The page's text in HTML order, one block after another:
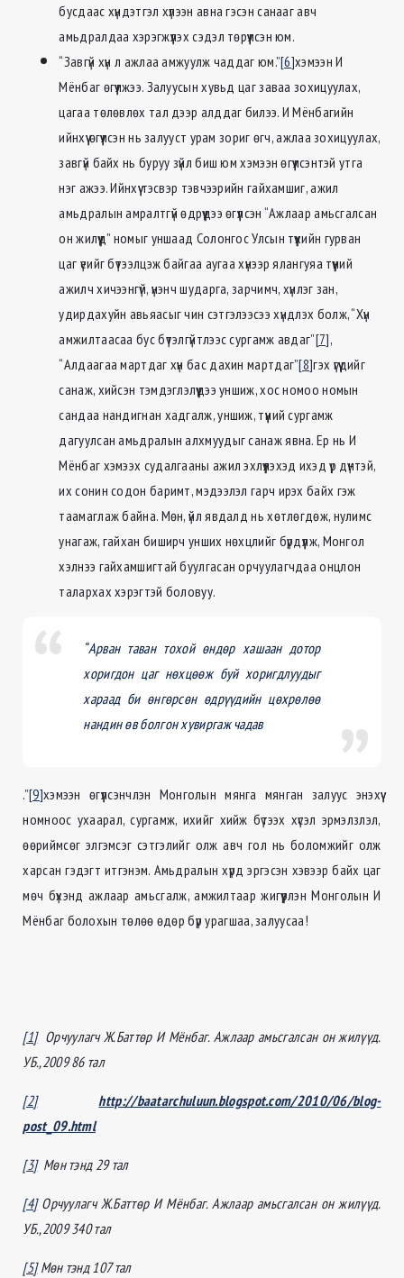
бусдаас хүндэтгэл хүлээн авна гэсэн санааг авч
амьдралдаа хэрэгжүүлэх сэдэл төрүүлсэн юм.
“Завгүй хүн л ажлаа амжуулж чаддаг юм.”[6]хэмээн И
Мёнбаг өгүүлжээ. Залуусын хувьд цаг заваа зохицуулах,
цагаа төлөвлөх тал дээр алддаг билээ. И Мёнбагийн
ийнхүү өгүүлсэн нь залууст урам зориг өгч, ажлаа зохицуулах,
завгүй байх нь буруу зүйл биш юм хэмээн өгүүлсэнтэй утга
нэг ажээ. Ийнхүү тэсвэр тэвчээрийн гайхамшиг, ажил
амьдралын амралтгүй өдрүүдээ өгүүлсэн “Ажлаар амьсгалсан
он жилүүд” номыг уншаад Солонгос Улсын түүхийн гурван
цаг үеийг бүтээлцэж байгаа аугаа хүнээр ялангуяа түүний
ажилч хичээнгүй, үнэнч шударга, зарчимч, хүнлэг зан,
удирдахуйн авьяасыг чин сэтгэлээсээ хүндлэх болж, “Хүн
амжилтаасаа бус бүтэлгүйтлээс сургамж авдаг”[7],
“Алдаагаа мартдаг хүн бас дахин мартдаг”[8]гэх үгүүдийг
санаж, хийсэн тэмдэглэлүүдээ уншиж, хос номоо номын
сандаа нандигнан хадгалж, уншиж, түүний сургамж
дагуулсан амьдралын алхмуудыг санаж явна. Ер нь И
Мёнбаг хэмээх судалгааны ажил эхлүүлэхэд ихэд үр дүнтэй,
их сонин содон баримт, мэдээлэл гарч ирэх байх гэж
таамаглаж байна. Мөн, үйл явдалд нь хөтлөгдөж, нулимс
унагаж, гайхан биширч унших нөхцлийг бүрдүүлж, Монгол
хэлнээ гайхамшигтай буулгасан орчуулагчдаа онцлон
талархах хэрэгтэй боловуу.
“Арван таван тохой өндөр хашаан дотор
хоригдон цаг нөхцөөж буй хоригдлуудыг
хараад би өнгөрсөн өдрүүдийн цөхрөлөө
нандин өв болгон хувиргаж чадав
.”[9]хэмээн өгүүлсэнчлэн Монголын мянга мянган залуус энэхүү
номноос ухаарал, сургамж, ихийг хийж бүтээх хүсэл эрмэлзлэл,
өөриймсөг элгэмсэг сэтгэлийг олж авч гол нь боломжийг олж
харсан гэдэгт итгэнэм. Амьдралын хүрд эргэсэн хэвээр байх цаг
мөч бүхэнд ажлаар амьсгалж, амжилтаар жигүүрлэн Монголын И
Мёнбаг болохын төлөө өдөр бүр урагшаа, залуусаа!
[1]Орчуулагч Ж.Баттөр И Мёнбаг. Ажлаар амьсгалсан он жилүүд.
УБ.,2009 86 тал
[2]
http://baatarchuluun.blogspot.com/2010/06/blog-
post_09.html
[3]Мөн тэнд 29 тал
[4]Орчуулагч Ж.Баттөр И Мёнбаг. Ажлаар амьсгалсан он жилүүд.
УБ.,2009 340 тал
[5]Мөн тэнд 107 тал